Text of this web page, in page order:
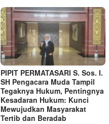
PIPIT PERMATASARI S. Sos. I.
SH Pengacara Muda Tampil
Tegaknya Hukum, Pentingnya
Kesadaran Hukum: Kunci
Mewujudkan Masyarakat
Tertib dan Beradab